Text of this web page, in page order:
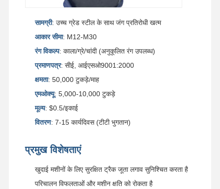
हमारे बारे में गुणवत्ता नियंत्रण
ट्रैक बोल्ट
सेगमेंट बोल्ट
ट्रैक रोलर बोल्ट
सामग्री: उच्च ग्रेड स्टील के साथ जंग प्रतिरोधी खत्म
आकार सीमा: M12-M30
रंग विकल्प: काला/ग्रे/चांदी (अनुकूलित रंग उपलब्ध)
प्रमाणपत्र: सीई, आईएसओ9001:2000
क्षमता: 50,000 टुकड़े/माह
एमओक्यू: 5,000-10,000 टुकड़े
मूल्य: $0.5/इकाई
वितरण: 7-15 कार्यदिवस (टीटी भुगतान)
प्रमुख विशेषताएं
खुदाई मशीनों के लिए सुरक्षित ट्रैक जूता लगाव सुनिश्चित करता है
परिचालन विफलताओं और मशीन क्षति को रोकता है